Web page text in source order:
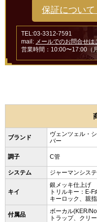
保証につい
TEL:03-3312-7591
mail: メールでのお問合せは
営業時間：10:00〜17:00（
ブランド
ヴェンツェル・
バー
調子 C管
システム
ジャーマンシス
キイ
銀メッキ仕上げ
トリルキー：E-
キーロック、親
付属品
ボーカル(KER/
トラップ、クリ